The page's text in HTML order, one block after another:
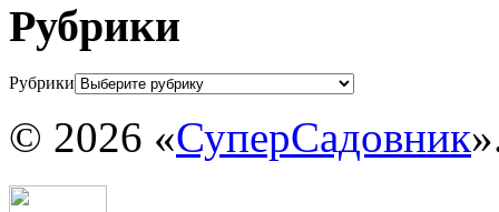
Рубрики
Рубрики
© 2026 «СуперСадовник